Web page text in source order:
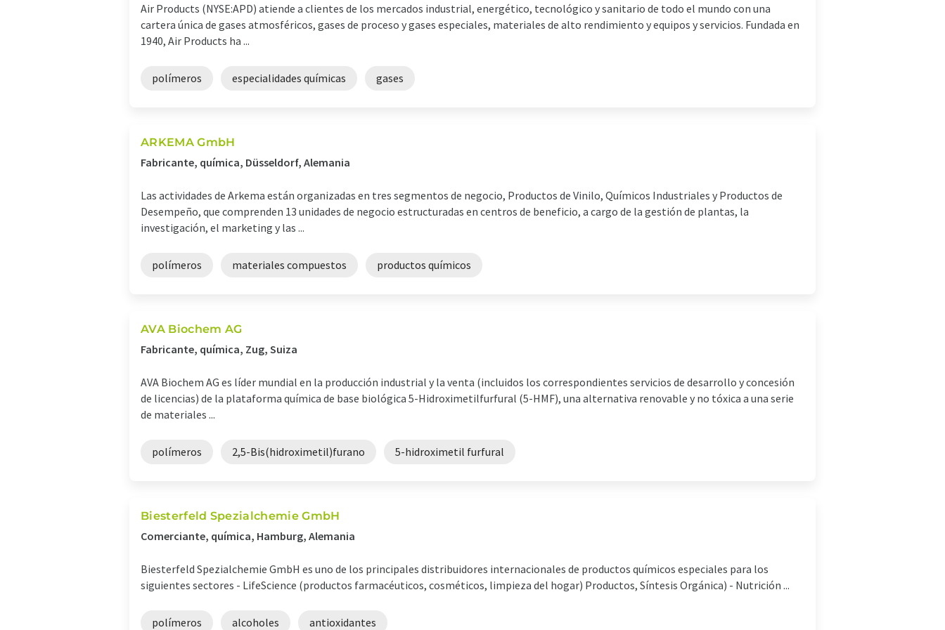
Air Products (NYSE:APD) atiende a clientes de los mercados industrial, energético, tecnológico y sanitario de todo el mundo con una
cartera única de gases atmosféricos, gases de proceso y gases especiales, materiales de alto rendimiento y equipos y servicios. Fundada en
1940, Air Products ha ...
polímeros especialidades químicas gases
ARKEMA GmbH
Fabricante, química, Düsseldorf, Alemania
Las actividades de Arkema están organizadas en tres segmentos de negocio, Productos de Vinilo, Químicos Industriales y Productos de
Desempeño, que comprenden 13 unidades de negocio estructuradas en centros de beneficio, a cargo de la gestión de plantas, la
investigación, el marketing y las ...
polímeros materiales compuestos productos químicos
AVA Biochem AG
Fabricante, química, Zug, Suiza
AVA Biochem AG es líder mundial en la producción industrial y la venta (incluidos los correspondientes servicios de desarrollo y concesión
de licencias) de la plataforma química de base biológica 5-Hidroximetilfurfural (5-HMF), una alternativa renovable y no tóxica a una serie
de materiales ...
polímeros 2,5-Bis(hidroximetil)furano 5-hidroximetil furfural
Biesterfeld Spezialchemie GmbH
Comerciante, química, Hamburg, Alemania
Biesterfeld Spezialchemie GmbH es uno de los principales distribuidores internacionales de productos químicos especiales para los
siguientes sectores - LifeScience (productos farmacéuticos, cosméticos, limpieza del hogar) Productos, Síntesis Orgánica) - Nutrición ...
polímeros alcoholes antioxidantes